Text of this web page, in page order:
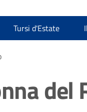
Tursi d'Estate
del